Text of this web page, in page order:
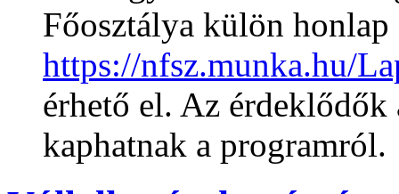
Főosztálya külön
https://nfsz.munka.hu/
érhető el. Az
kaphatnak a programról.